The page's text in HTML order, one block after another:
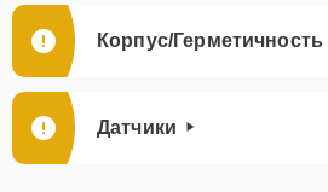
Корпус/Герметичность
Датчики